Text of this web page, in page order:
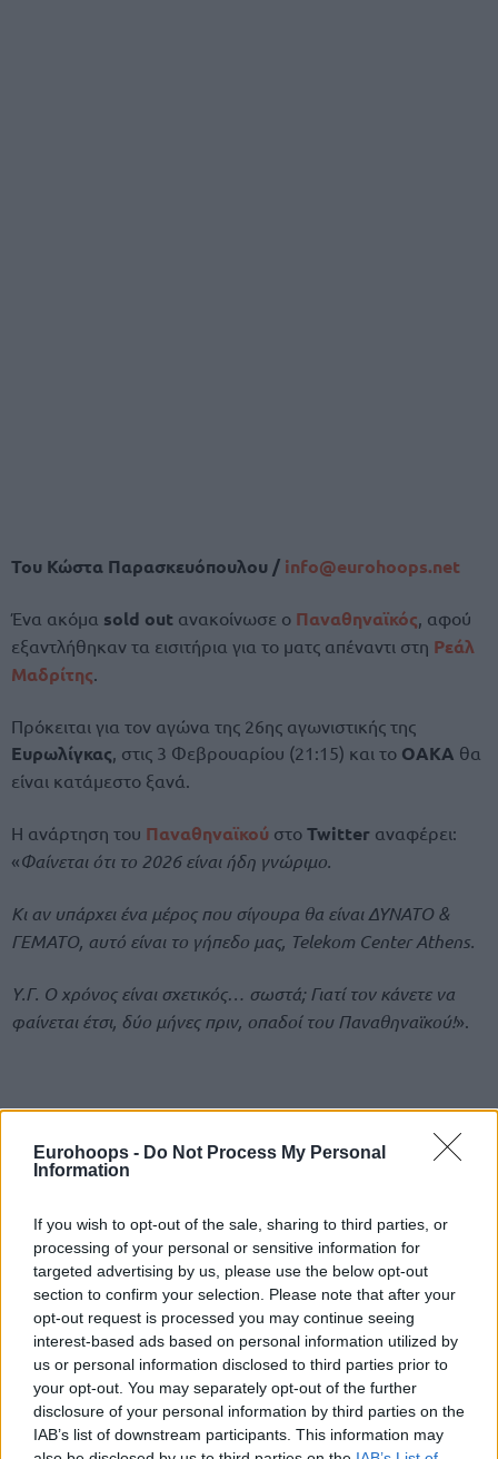
Eurohoops - Do Not Process My Personal
Information
If you wish to opt-out of the sale, sharing to third parties, or
processing of your personal or sensitive information for
targeted advertising by us, please use the below opt-out
section to confirm your selection. Please note that after your
opt-out request is processed you may continue seeing
interest-based ads based on personal information utilized by
us or personal information disclosed to third parties prior to
your opt-out. You may separately opt-out of the further
disclosure of your personal information by third parties on the
IAB’s list of downstream participants. This information may
Του Κώστα Παρασκευόπουλου / info@eurohoops.net
Ένα ακόμα sold out ανακοίνωσε ο Παναθηναϊκός, αφού
εξαντλήθηκαν τα εισιτήρια για το ματς απέναντι στη Ρεάλ
Μαδρίτης.
Πρόκειται για τον αγώνα της 26ης αγωνιστικής της
Ευρωλίγκας, στις 3 Φεβρουαρίου (21:15) και το ΟΑΚΑ θα
είναι κατάμεστο ξανά.
Η ανάρτηση του Παναθηναϊκού στο Twitter αναφέρει:
«Φαίνεται ότι το 2026 είναι ήδη γνώριμο.
Κι αν υπάρχει ένα μέρος που σίγουρα θα είναι ΔΥΝΑΤΟ &
ΓΕΜΑΤΟ, αυτό είναι το γήπεδο μας, Telekom Center Athens.
Υ.Γ. Ο χρόνος είναι σχετικός… σωστά; Γιατί τον κάνετε να
φαίνεται έτσι, δύο μήνες πριν, οπαδοί του Παναθηναϊκού!».